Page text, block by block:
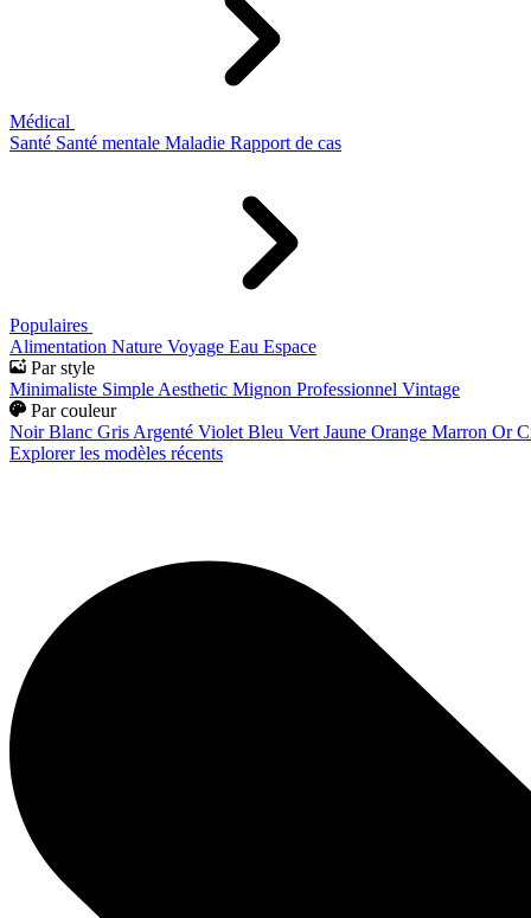
Médical
Santé Santé mentale Maladie Rapport de cas
Populaires
Alimentation Nature Voyage Eau Espace
Par style
Minimaliste Simple Aesthetic Mignon Professionnel Vintage
Par couleur
Noir Blanc Gris Argenté Violet Bleu Vert Jaune Orange Marron Or
Explorer les modèles récents